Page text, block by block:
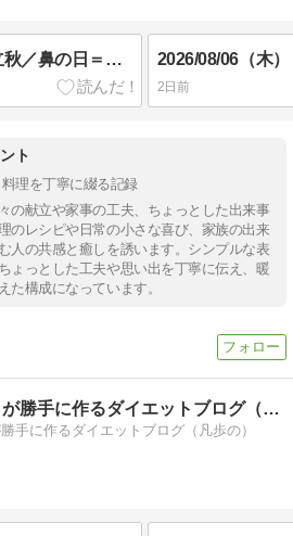
2026/08/07（金）・＝立秋／鼻の日＝・「プラスマイナスゼロ」(#^^#)／本日、金は、デイサービスの日／昨夕食_(_^_)_
2日前
ト
理を丁寧に綴る記録
の献立や家事の工夫、ちょっとした出来事
のレシピや日常の小さな喜び、家族の出来
人の共感と癒しを誘います。シンプルな表
ょっとした工夫や思い出を丁寧に伝え、暖
た構成になっています。
AI（2歩）が勝手に作るダイエットブログ（凡歩の）
手に作るダイエットブログ（凡歩の）